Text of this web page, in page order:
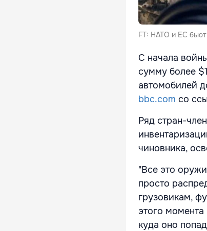
FT: НАТО и ЕС бьют
С начала
сумму более
автомобилей
bbc.com со
Ряд стран-
чиновника,
"Все это
просто
грузовикам,
этого
куда оно